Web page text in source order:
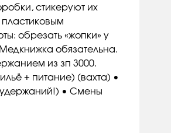
стикеруют их
обрезать «жопки» у
обязательна.
из зп 3000.
+ питание) (вахта) •
удержаний!) • Смены